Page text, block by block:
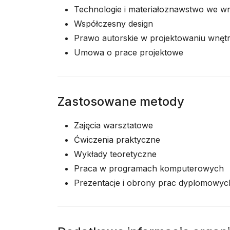
Technologie i materiałoznawstwo we
Współczesny design
Prawo autorskie w projektowaniu
Umowa o prace projektowe
Zastosowane metody
Zajęcia warsztatowe
Ćwiczenia praktyczne
Wykłady teoretyczne
Praca w programach komputerowych
Prezentacje i obrony prac